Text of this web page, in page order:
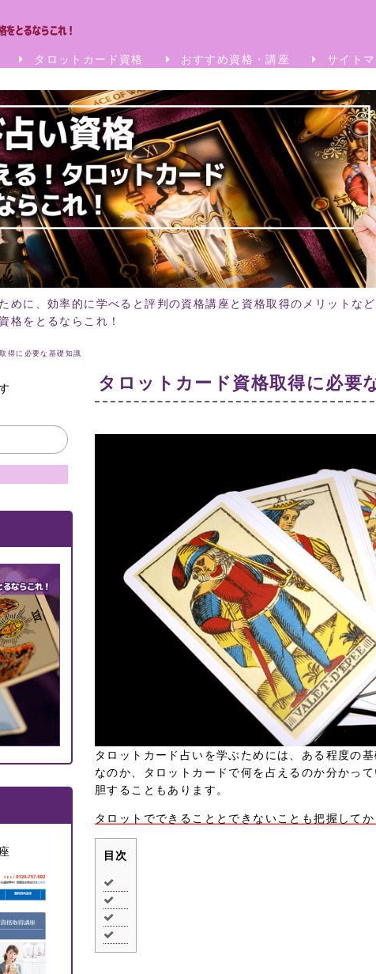
タロットカード資格 おすすめ資格・講座 サイト
めに、効率的に学べると評判の資格講座と資格取得のメリットな
格をとるならこれ！
得に必要な基礎知識
タロットカード資格取得に必要
タロットカード占いを学ぶためには、ある程度の
なのか、タロットカードで何を占えるのか分かっ
胆することもあります。
タロットでできることとできないことも把握して
目次